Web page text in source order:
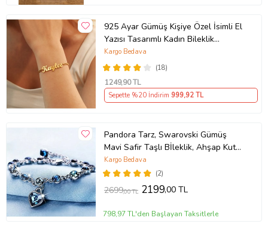
925 Ayar Gümüş Kişiye Özel İsimli El
Yazısı Tasarımlı Kadın Bileklik
So0063
(18)
Kargo Bedava
1249,90 TL
Sepette %20 İndirim 999,92 TL
Pandora Tarz, Swarovski Gümüş
Mavi Safir Taşlı Bİleklik, Ahşap Kutu
içerisinde
(2)
Kargo Bedava
2699,00 TL 2199,00 TL
798,97 TL'den Başlayan Taksitlerle